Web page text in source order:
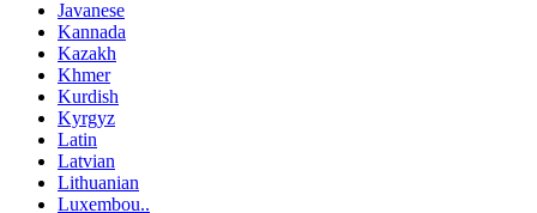
Javanese
Kannada
Kazakh
Khmer
Kurdish
Kyrgyz
Latin
Latvian
Lithuanian
Luxembou..